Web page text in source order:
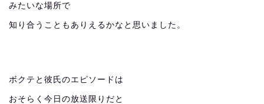
みたいな場所で
知り合うこともありえるかなと思いました。
ボクテと彼氏のエピソードは
おそらく今日の放送限りだと